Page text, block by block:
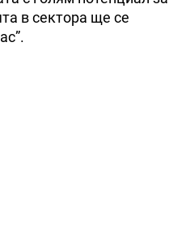
в сектора ще се